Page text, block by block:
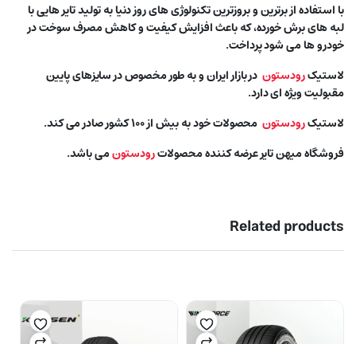
با استفاده از برترین و بروزترین تکنولوژی های روز دنیا به تولید تایر هایی با
لبه های برش خورده، که باعث افزایش کیفیت و کاهش مصرف سوخت در
خودرو ها می شود پرداخت.
لاستیکرودستوندر بازار ایران و به طور مخصوص در سایزهای پایین
مقبولیت ویژه ای دارد.
لاستیکرودستونمحصولات خود به بیش از ۱۰۰ کشور صادر می کند.
فروشگاه میهن تایر عرضه کننده محصولاترودستونمی باشد.
Related products